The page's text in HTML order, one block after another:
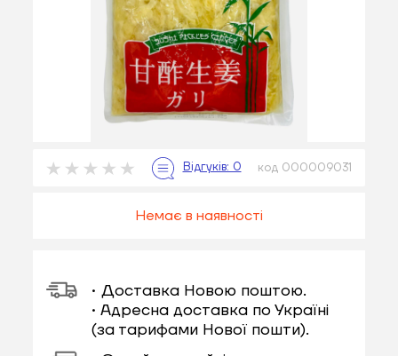
код 000009031
Немає в наявності
• Доставка Новою поштою.
• Адресна доставка по Україні
(за тарифами Нової пошти).